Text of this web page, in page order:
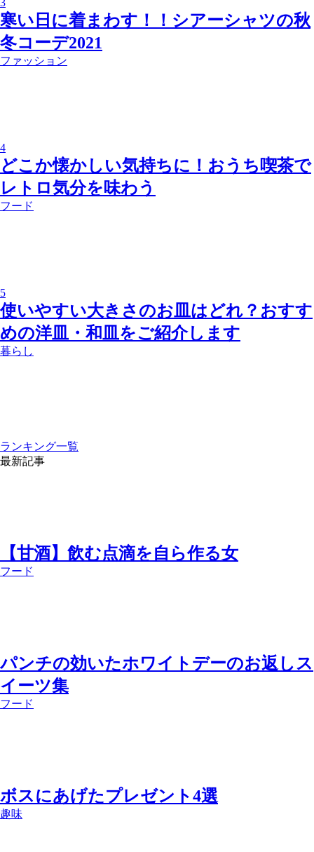
寒い日に着まわす！！シアーシャツの秋
冬コーデ2021
ファッション
4
どこか懐かしい気持ちに！おうち喫茶で
レトロ気分を味わう
フード
5
使いやすい大きさのお皿はどれ？おすす
めの洋皿・和皿をご紹介します
暮らし
ランキング一覧
最新記事
【甘酒】飲む点滴を自ら作る女
フード
パンチの効いたホワイトデーのお返しス
イーツ集
フード
ボスにあげたプレゼント4選
趣味